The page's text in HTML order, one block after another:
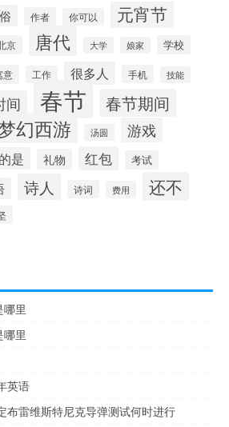
作者 你可以 元宵节
京 唐代 大学 娘家 学校
意 工作 很多人 手机 技能
间 春节 春节期间
幻西游 汤圆 游戏
的是 礼物 红包 考试
诗人 诗词 费用 还不
哪里
哪里
英语
布雷维斯特尼克导弹测试何时进行